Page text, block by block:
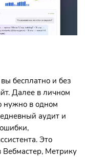
бесплатно и без
Далее в личном
нужно в одном
аудит и
Это
Вебмастер, Метрику